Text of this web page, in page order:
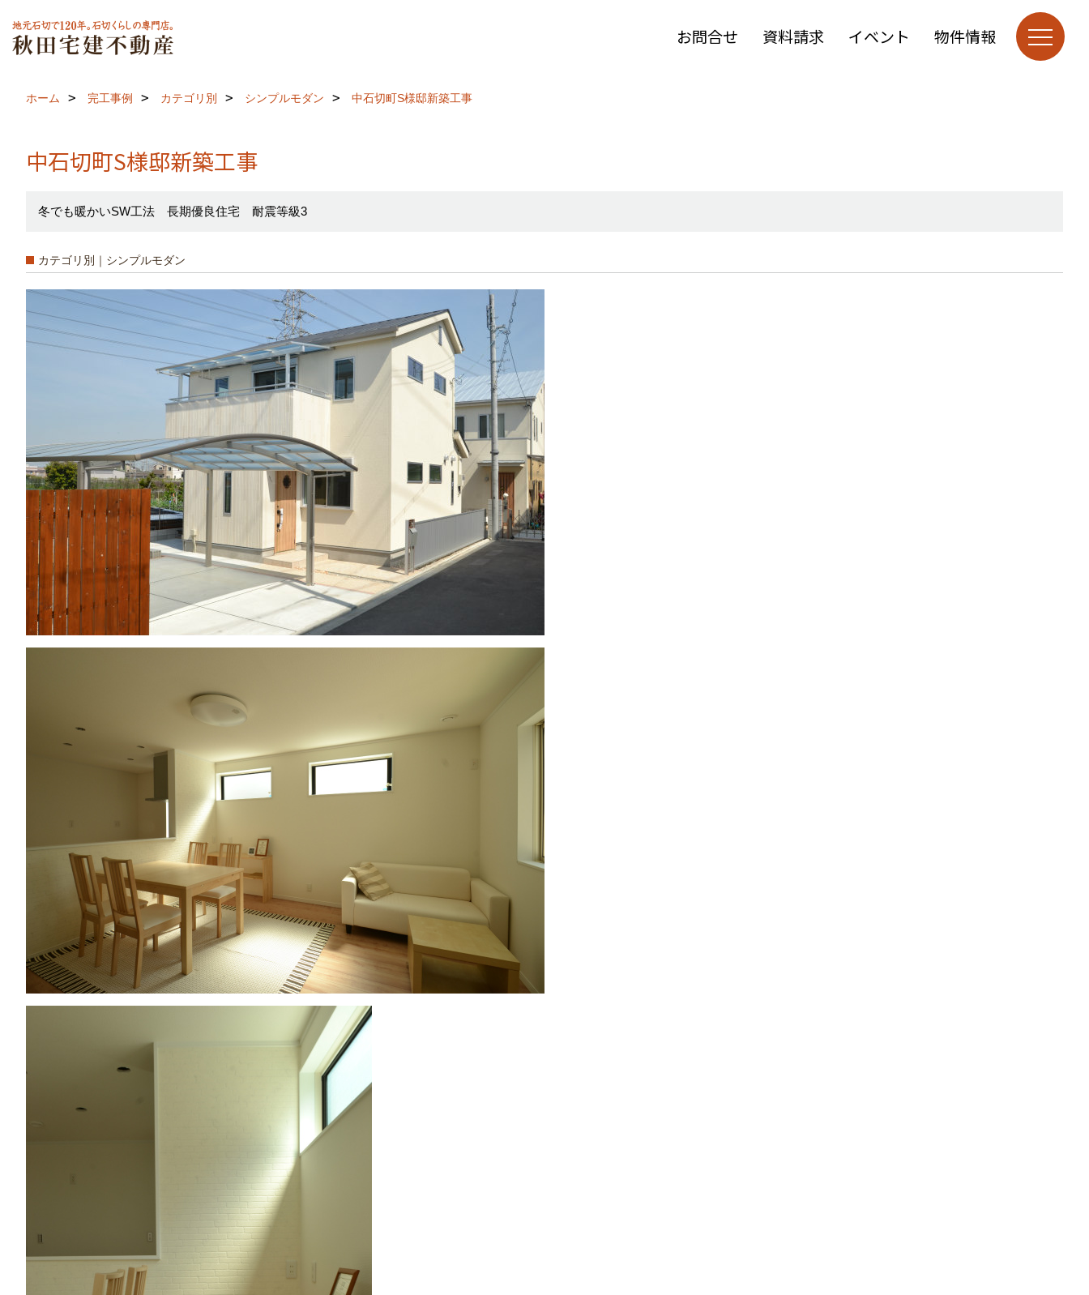
お問合せ 資料請求 イベント 物件情報
ホーム 完工事例 カテゴリ別 シンプルモダン 中石切町S様邸新築工事
中石切町S様邸新築工事
冬でも暖かいSW工法 長期優良住宅 耐震等級3
カテゴリ別｜シンプルモダン